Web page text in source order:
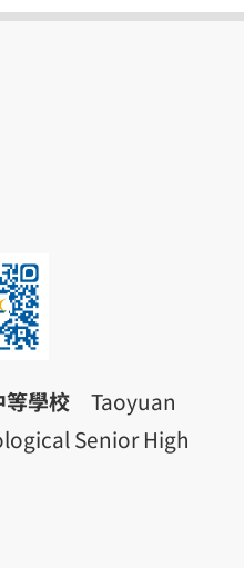
學校 Taoyuan
Senior High